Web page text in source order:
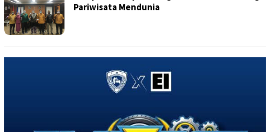
Pariwisata Mendunia